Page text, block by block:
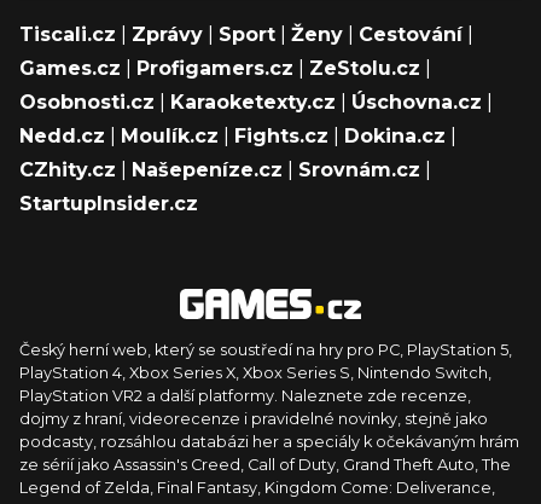
Tiscali.cz Zprávy Sport Ženy Cestování|
Games.cz
Profigamers.cz ZeStolu.cz
Osobnosti.cz
Karaoketexty.cz Úschovna.cz
Nedd.cz
Moulík.cz Fights.cz Dokina.cz
CZhity.cz
Našepeníze.cz Srovnám.cz
StartupInsider.cz
Český herní web, který se soustředí na hry pro PC, PlayStation 5,
PlayStation 4, Xbox Series X, Xbox Series S, Nintendo Switch,
PlayStation VR2 a další platformy. Naleznete zde recenze,
dojmy z hraní, videorecenze i pravidelné novinky, stejně jako
podcasty, rozsáhlou databázi her a speciály k očekávaným hrám
ze sérií jako Assassin's Creed, Call of Duty, Grand Theft Auto, The
Legend of Zelda, Final Fantasy, Kingdom Come: Deliverance,